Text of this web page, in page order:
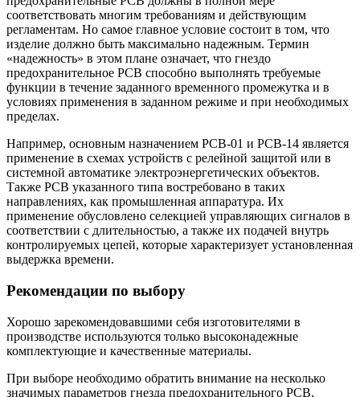
соответствовать многим требованиям и действующим
регламентам. Но самое главное условие состоит в том, что
изделие должно быть максимально надежным. Термин
«надежность» в этом плане означает, что гнездо
предохранительное РСВ способно выполнять требуемые
функции в течение заданного временного промежутка и в
условиях применения в заданном режиме и при необходимых
пределах.
Например, основным назначением РСВ-01 и РСВ-14 является
применение в схемах устройств с релейной защитой или в
системной автоматике электроэнергетических объектов.
Также РСВ указанного типа востребовано в таких
направлениях, как промышленная аппаратура. Их
применение обусловлено селекцией управляющих сигналов в
соответствии с длительностью, а также их подачей внутрь
контролируемых цепей, которые характеризует установленная
выдержка времени.
Рекомендации по выбору
Хорошо зарекомендовавшими себя изготовителями в
производстве используются только высоконадежные
комплектующие и качественные материалы.
При выборе необходимо обратить внимание на несколько
значимых параметров гнезда предохранительного РСВ,